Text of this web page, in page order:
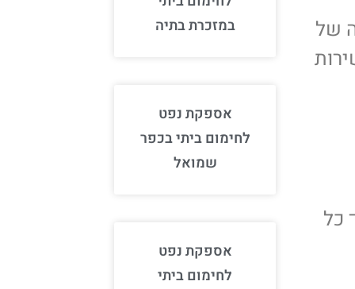
של
כל
במזכרת בתיה
אספקת נפט
לחימום ביתי בכפר
שמואל
אספקת נפט
לחימום ביתי